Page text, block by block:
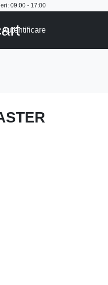
09:00 - 17:00
Autentificare